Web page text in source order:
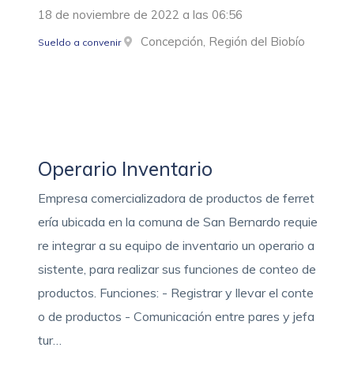
18 de noviembre de 2022 a las 06:56
Sueldo a convenir Concepción, Región del Biobío
Operario Inventario
Empresa comercializadora de productos de ferret
ería ubicada en la comuna de San Bernardo requie
re integrar a su equipo de inventario un operario a
sistente, para realizar sus funciones de conteo de
productos. Funciones: - Registrar y llevar el conte
o de productos - Comunicación entre pares y jefa
tur…